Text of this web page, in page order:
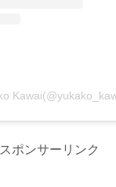
スポンサーリンク